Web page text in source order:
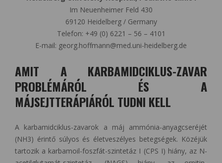
Im Neuenheimer Feld 430
69120 Heidelberg / Germany
Telefon: +49 (0) 6221 – 56 – 4101
E-mail: georg.hoffmann@med.uni-heidelberg.de
AMIT A KARBAMIDCIKLUS-ZAVAR
PROBLÉMÁRÓL ÉS A
MÁJSEJTTERÁPIÁRÓL TUDNI KELL
A karbamidciklus-zavarok a máj ammónia-anyagcseréjét
(NH3) érintő súlyos és életveszélyes betegségek. Közéjük
tartozik a karbamoil-foszfát-szintetáz I (CPS I) hiány, az N-